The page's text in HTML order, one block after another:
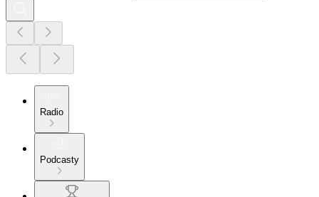
Radio
Podcasty